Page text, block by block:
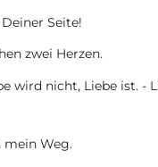
Seite!
zwei Herzen.
wird nicht, Liebe ist. -
mein Weg.